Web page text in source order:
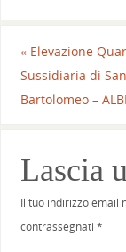
«Elevazione
Sussidiaria di San
Bartolomeo –
Lascia
Il tuo indirizzo email
contrassegnati *